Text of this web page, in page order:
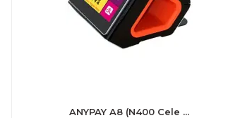
ANYPAY A8 (N400 Cele ...